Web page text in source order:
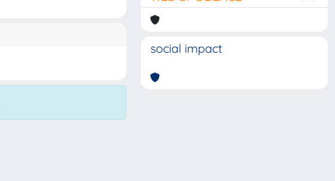
social impact